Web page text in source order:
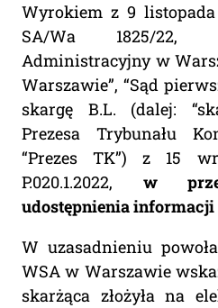
Wyrokiem z 9
SA/Wa 1825/22,
Administracyjny w
Warszawie”, “Sąd
skargę B.L. (dalej:
Prezesa Trybunału
“Prezes TK”) z 15
P.020.1.2022, w
udostępnienia
W uzasadnieniu
WSA w Warszawie
skarżąca złożyła na